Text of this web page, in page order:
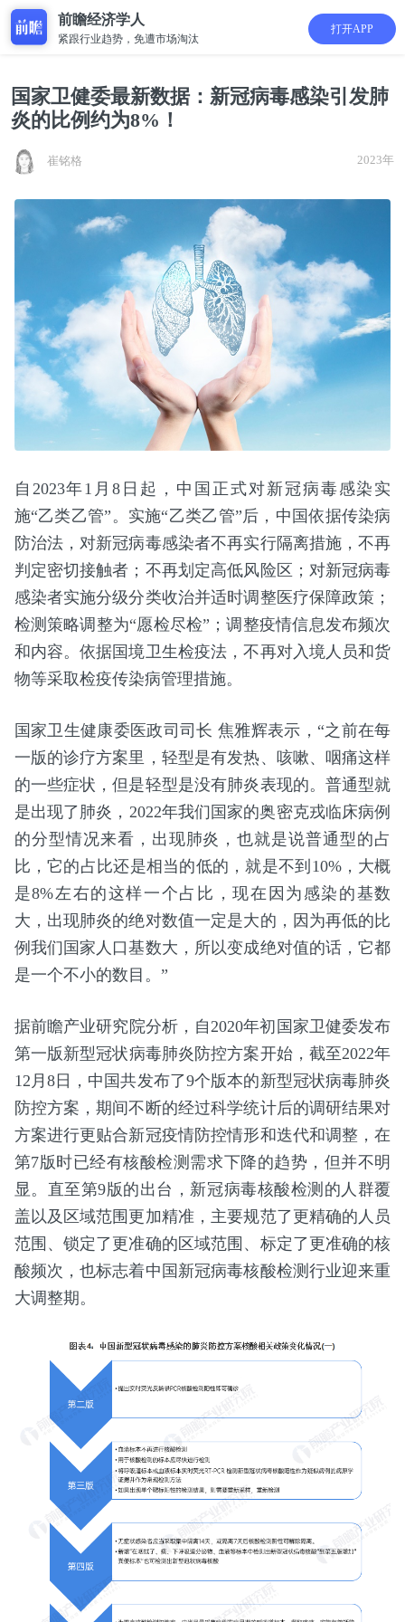
前瞻经济学人
紧跟行业趋势，免遭市场淘汰
打开APP
国家卫健委最新数据：新冠病毒感染引发肺
炎的比例约为8%！
崔铭格 2023年
自2023年1月8日起，中国正式对新冠病毒感染实
施“乙类乙管”。实施“乙类乙管”后，中国依据传染病
防治法，对新冠病毒感染者不再实行隔离措施，不再
判定密切接触者；不再划定高低风险区；对新冠病毒
感染者实施分级分类收治并适时调整医疗保障政策；
检测策略调整为“愿检尽检”；调整疫情信息发布频次
和内容。依据国境卫生检疫法，不再对入境人员和货
物等采取检疫传染病管理措施。
国家卫生健康委医政司司长 焦雅辉表示，“之前在每
一版的诊疗方案里，轻型是有发热、咳嗽、咽痛这样
的一些症状，但是轻型是没有肺炎表现的。普通型就
是出现了肺炎，2022年我们国家的奥密克戎临床病例
的分型情况来看，出现肺炎，也就是说普通型的占
比，它的占比还是相当的低的，就是不到10%，大概
是8%左右的这样一个占比，现在因为感染的基数
大，出现肺炎的绝对数值一定是大的，因为再低的比
例我们国家人口基数大，所以变成绝对值的话，它都
是一个不小的数目。”
据前瞻产业研究院分析，自2020年初国家卫健委发布
第一版新型冠状病毒肺炎防控方案开始，截至2022年
12月8日，中国共发布了9个版本的新型冠状病毒肺炎
防控方案，期间不断的经过科学统计后的调研结果对
方案进行更贴合新冠疫情防控情形和迭代和调整，在
第7版时已经有核酸检测需求下降的趋势，但并不明
显。直至第9版的出台，新冠病毒核酸检测的人群覆
盖以及区域范围更加精准，主要规范了更精确的人员
范围、锁定了更准确的区域范围、标定了更准确的核
酸频次，也标志着中国新冠病毒核酸检测行业迎来重
大调整期。